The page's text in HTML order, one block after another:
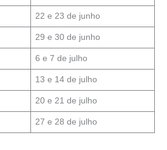
22 e 23 de junho
29 e 30 de junho
6 e 7 de julho
13 e 14 de julho
20 e 21 de julho
27 e 28 de julho